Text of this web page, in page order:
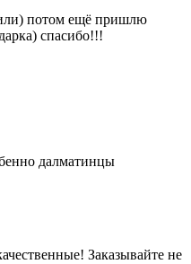
потом ещё пришлю
спасибо!!!
далматинцы
Заказывайте не